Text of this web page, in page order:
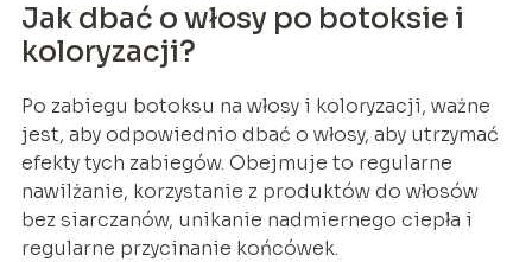
Jak dbać o włosy po botoksie i
koloryzacji?
Po zabiegu botoksu na włosy i koloryzacji, ważne
jest, aby odpowiednio dbać o włosy, aby utrzymać
efekty tych zabiegów. Obejmuje to regularne
nawilżanie, korzystanie z produktów do włosów
bez siarczanów, unikanie nadmiernego ciepła i
regularne przycinanie końcówek.